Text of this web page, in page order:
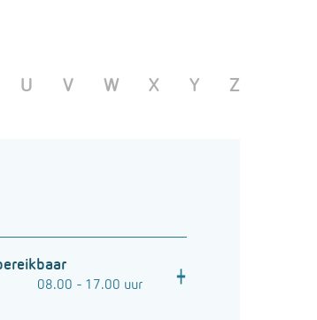
U V W X Y Z
08.00 - 17.00 uur